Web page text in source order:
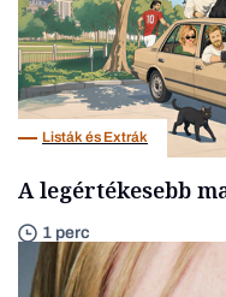
Listák és Extrák
A legértékesebb
1 perc